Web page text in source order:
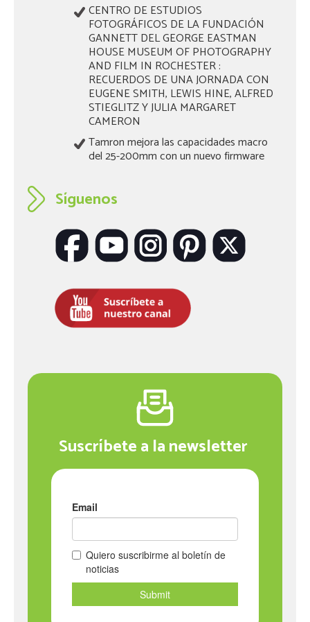
CENTRO DE ESTUDIOS
FOTOGRÁFICOS DE LA FUNDACIÓN
GANNETT DEL GEORGE EASTMAN
HOUSE MUSEUM OF PHOTOGRAPHY
AND FILM IN ROCHESTER :
RECUERDOS DE UNA JORNADA CON
EUGENE SMITH, LEWIS HINE, ALFRED
STIEGLITZ Y JULIA MARGARET
CAMERON
Tamron mejora las capacidades macro
del 25-200mm con un nuevo firmware
Síguenos
Suscríbete a la newsletter